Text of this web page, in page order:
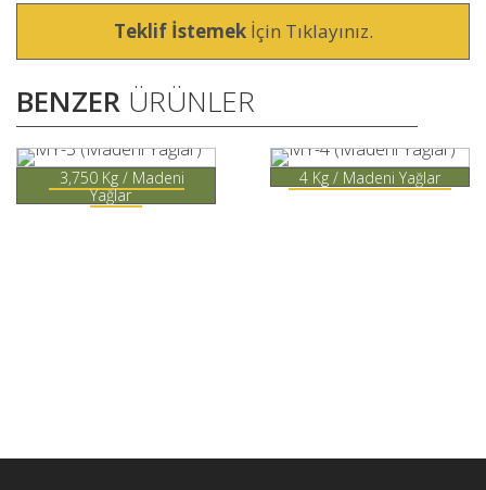
Teklif İstemek İçin Tıklayınız.
BENZER ÜRÜNLER
3,750 Kg / Madeni
Yağlar
4 Kg / Madeni Yağlar